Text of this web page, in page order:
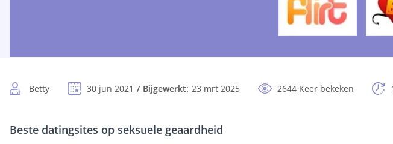
Betty 30 jun 2021 Bijgewerkt: 23 mrt 2025 2644 Keer bekeken
Beste datingsites op seksuele geaardheid